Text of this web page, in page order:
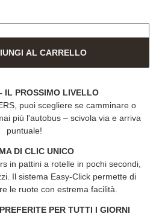
AL CARRELLO
IL PROSSIMO LIVELLO
, puoi scegliere se camminare o
più l'autobus – scivola via e arriva
puntuale!
DI CLIC UNICO
in pattini a rotelle in pochi secondi,
Il sistema Easy-Click permette di
le ruote con estrema facilità.
PER TUTTI I GIORNI